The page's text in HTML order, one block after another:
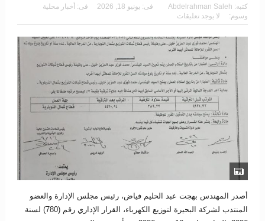
كتبه: Abdelrahman Saleh فى: يونيو 18, 2026 فى: أخبار محلية
وسوم:
لا يوجد تعليقات
أصدر المهندس بهجت عبد الحليم فياض، رئيس مجلس الإدارة والعضو
المنتدب لشركة البحيرة لتوزيع الكهرباء، القرار الإداري رقم (780) لسنة